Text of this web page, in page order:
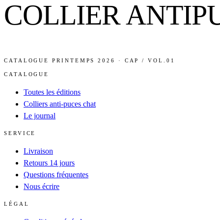
COLLIER
CATALOGUE PRINTEMPS 2026 · CAP / VOL.01
CATALOGUE
Toutes les éditions
Colliers anti-puces chat
Le journal
SERVICE
Livraison
Retours 14 jours
Questions fréquentes
Nous écrire
LÉGAL